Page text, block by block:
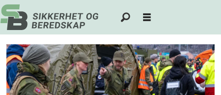
Tag:
transportberedskap